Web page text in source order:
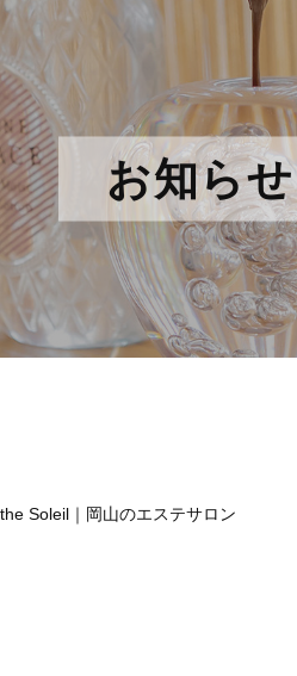
お知らせ
Soleil｜岡山のエステサロン